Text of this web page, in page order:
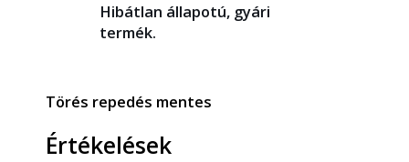
Hibátlan állapotú, gyári
termék.
Törés repedés mentes
Értékelések